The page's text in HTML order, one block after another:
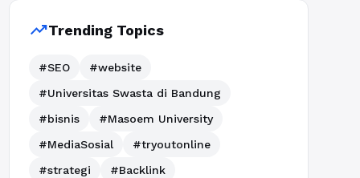
trending_upTrending Topics
#SEO
#website
#Universitas Swasta di Bandung
#bisnis
#Masoem University
#MediaSosial
#tryoutonline
#strategi
#Backlink